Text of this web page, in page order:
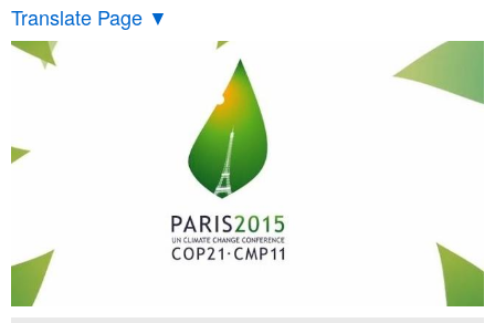
Translate Page ▼